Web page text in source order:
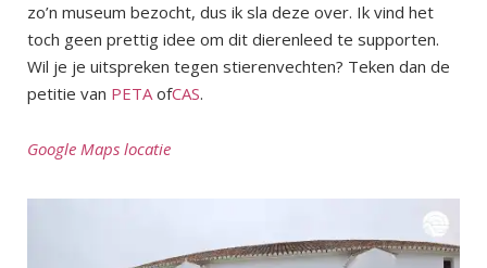
zo’n museum bezocht, dus ik sla deze over. Ik vind het
toch geen prettig idee om dit dierenleed te supporten.
Wil je je uitspreken tegen stierenvechten? Teken dan de
petitie van PETAofCAS.
Google Maps locatie